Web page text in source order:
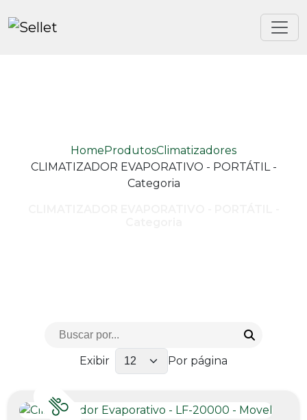
HomeProdutosClimatizadores
CLIMATIZADOR EVAPORATIVO - PORTÁTIL -
Categoria
Exibir Por página